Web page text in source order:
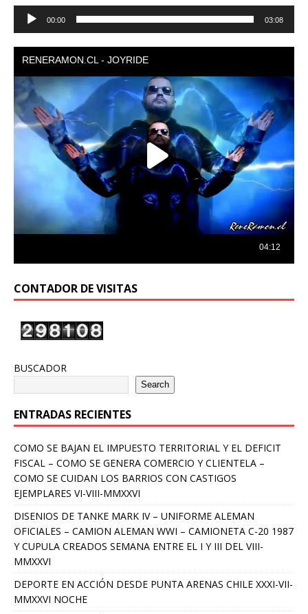
Reproductor
00:00 03:08
CONTADOR DE VISITAS
BUSCADOR
Search
ENTRADAS RECIENTES
COMO SE BAJAN EL IMPUESTO TERRITORIAL Y EL DEFICIT
FISCAL – COMO SE GENERA COMERCIO Y CLIENTELA –
COMO SE CUIDAN LOS BARRIOS CON CASTIGOS
EJEMPLARES VI-VIII-MMXXVI
DISENIOS DE TANKE MARK IV – UNIFORME ALEMAN
OFICIALES – CAMION ALEMAN WWI – CAMIONETA C-20 1987
Y CUPULA CREADOS SEMANA ENTRE EL I Y III DEL VIII-
MMXXVI
DEPORTE EN ACCIÓN DESDE PUNTA ARENAS CHILE XXXI-VII-
MMXXVI NOCHE